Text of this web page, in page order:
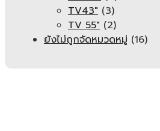
TV43" (3)
TV 55" (2)
ยังไม่ถูกจัดหมวดหมู่ (16)